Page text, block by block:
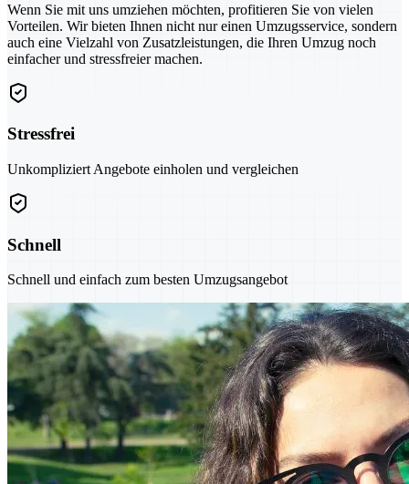
Wenn Sie mit uns umziehen möchten, profitieren Sie von vielen
Vorteilen. Wir bieten Ihnen nicht nur einen Umzugsservice, sondern
auch eine Vielzahl von Zusatzleistungen, die Ihren Umzug noch
einfacher und stressfreier machen.
Stressfrei
Unkompliziert Angebote einholen und vergleichen
Schnell
Schnell und einfach zum besten Umzugsangebot